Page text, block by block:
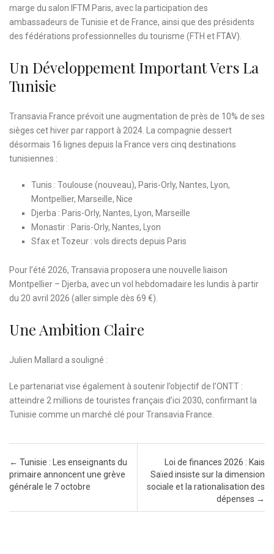
marge du salon IFTM Paris, avec la participation des
ambassadeurs de Tunisie et de France, ainsi que des présidents
des fédérations professionnelles du tourisme (FTH et FTAV).
Un Développement Important Vers La
Tunisie
Transavia France prévoit une augmentation de près de 10% de ses
sièges cet hiver par rapport à 2024. La compagnie dessert
désormais 16 lignes depuis la France vers cinq destinations
tunisiennes :
Tunis : Toulouse (nouveau), Paris-Orly, Nantes, Lyon,
Montpellier, Marseille, Nice
Djerba : Paris-Orly, Nantes, Lyon, Marseille
Monastir : Paris-Orly, Nantes, Lyon
Sfax et Tozeur : vols directs depuis Paris
Pour l’été 2026, Transavia proposera une nouvelle liaison
Montpellier – Djerba, avec un vol hebdomadaire les lundis à partir
du 20 avril 2026 (aller simple dès 69 €).
Une Ambition Claire
Julien Mallard a souligné :
Le partenariat vise également à soutenir l’objectif de l’ONTT :
atteindre 2 millions de touristes français d’ici 2030, confirmant la
Tunisie comme un marché clé pour Transavia France.
Post navigation
← Tunisie : Les enseignants du
primaire annoncent une grève
générale le 7 octobre
Loi de finances 2026 : Kais
Saïed insiste sur la dimension
sociale et la rationalisation des
dépenses →